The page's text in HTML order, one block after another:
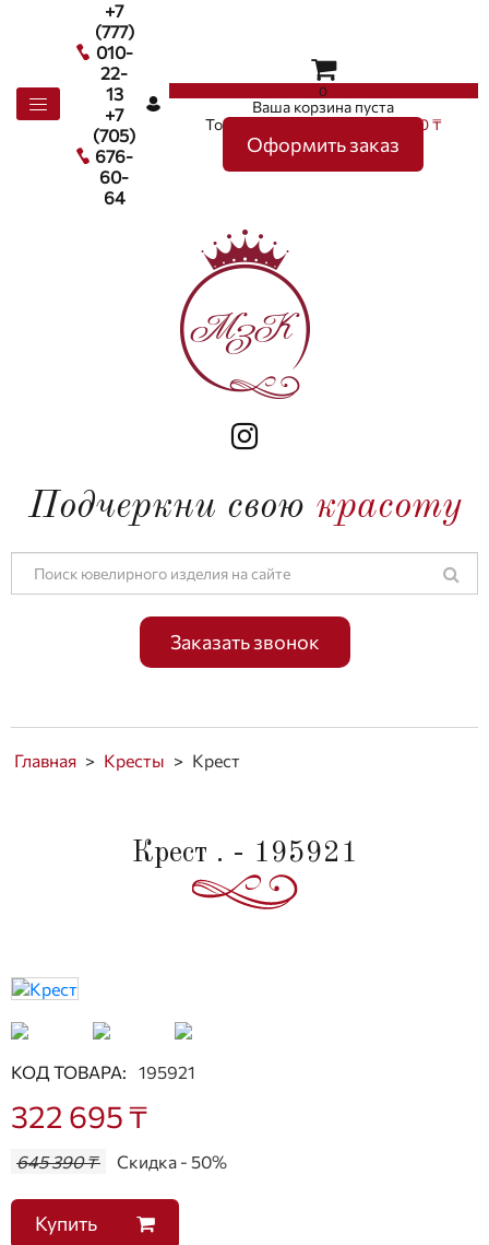
+7
(777)
010-
22-
13
+7
(705)
676-
60-
64
0
Ваша корзина пуста
Товаров в корзине
на сумму0 ₸
Оформить заказ
Подчеркни свою красоту
Заказать звонок
Главная > Кресты > Крест
Крест . - 195921
КОД ТОВАРА: 195921
322 695 ₸
645 390 ₸ Скидка - 50%
Купить